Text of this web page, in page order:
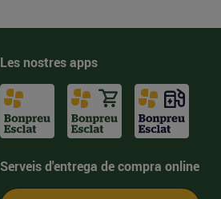
Les nostres apps
Serveis d'entrega de compra online